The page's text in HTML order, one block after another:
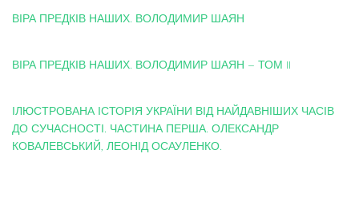
ВІРА ПРЕДКІВ НАШИХ. ВОЛОДИМИР ШАЯН
ВІРА ПРЕДКІВ НАШИХ. ВОЛОДИМИР ШАЯН – ТОМ II
ІЛЮСТРОВАНА ІСТОРІЯ УКРАЇНИ ВІД НАЙДАВНІШИХ ЧАСІВ
ДО СУЧАСНОСТІ. ЧАСТИНА ПЕРША. ОЛЕКСАНДР
КОВАЛЕВСЬКИЙ, ЛЕОНІД ОСАУЛЕНКО.